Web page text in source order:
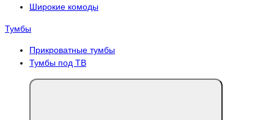
Широкие комоды
Тумбы
Прикроватные тумбы
Тумбы под ТВ